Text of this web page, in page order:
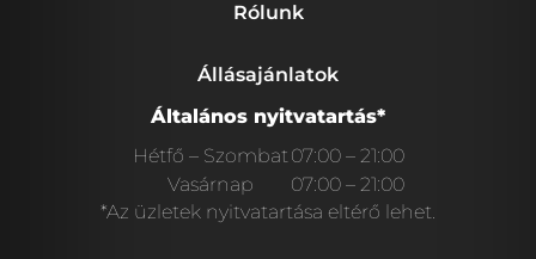
Rólunk
Állásajánlatok
Általános nyitvatartás*
Hétfő – Szombat07:00 – 21:00
Vasárnap
07:00 – 21:00
*Az üzletek nyitvatartása eltérő lehet.